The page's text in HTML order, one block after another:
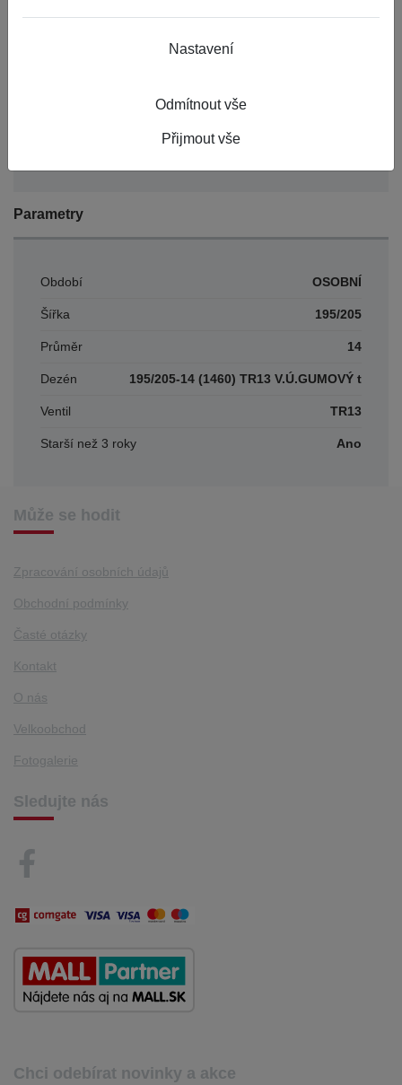
Parametry
Období OSOBNÍ
Šířka 195/205
Průměr 14
Dezén 195/205-14 (1460) TR13 V.Ú.GUMOVÝ t
Ventil TR13
Starší než 3 roky Ano
Nastavení
Odmítnout vše
Přijmout vše
Může se hodit
Zpracování osobních údajů
Obchodní podmínky
Časté otázky
Kontakt
O nás
Velkoobchod
Fotogalerie
Sledujte nás
Chci odebírat novinky a akce